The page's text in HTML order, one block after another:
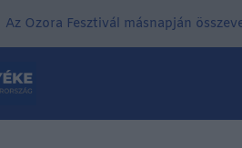
Az Ozora Fesztivál másnapján